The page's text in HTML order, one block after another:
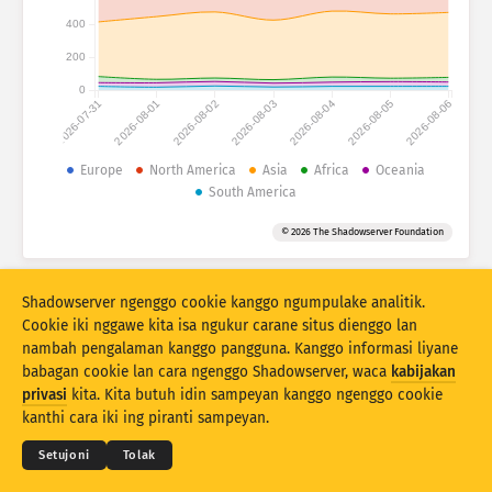
Statistik serangan: Piranti
Set data
Tumpang tindih
Anyari Reset
Undhuh minangka PNG
2026-07-31 2026-08-01 2026-08-02 2026-08-03 2026-08-04 2026-08-05 2026-08-06
0
200
400
Europe North America Asia Africa
Oceania
South America
© 2026 The Shadowserver Foundation
© 2026THE SHADOWSERVER FOUNDATION
Sarat & Katentuan
Kontak Kita Kredit
Shadowserver ngenggo cookie kanggo ngumpulake analitik.
Cookie iki nggawe kita isa ngukur carane situs dienggo lan
nambah pengalaman kanggo pangguna. Kanggo informasi liyane
babagan cookie lan cara ngenggo Shadowserver, waca kabijakan
privasi kita. Kita butuh idin sampeyan kanggo ngenggo cookie
kanthi cara iki ing piranti sampeyan.
Setujoni Tolak